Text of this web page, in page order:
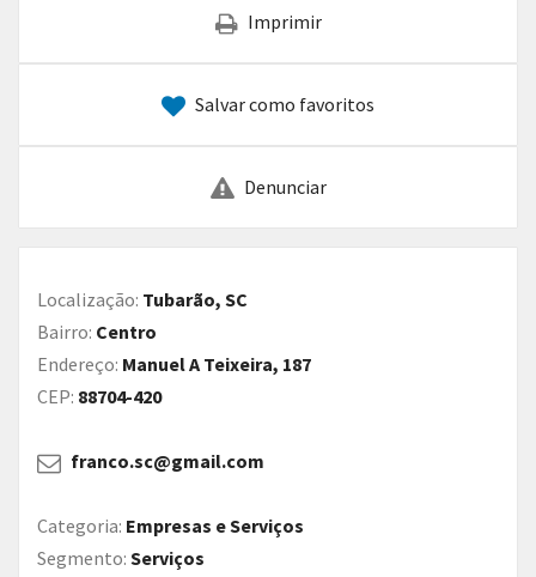
Imprimir
Salvar como favoritos
Denunciar
Localização: Tubarão, SC
Bairro: Centro
Endereço: Manuel A Teixeira, 187
CEP: 88704-420
franco.sc@gmail.com
Categoria: Empresas e Serviços
Segmento: Serviços